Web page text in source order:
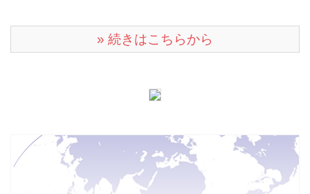
» 続きはこちらから